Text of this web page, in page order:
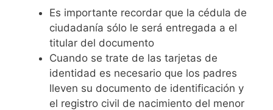
Es importante recordar que la cédula de
ciudadanía sólo le será entregada a el
titular del documento
Cuando se trate de las tarjetas de
identidad es necesario que los padres
lleven su documento de identificación y
el registro civil de nacimiento del menor